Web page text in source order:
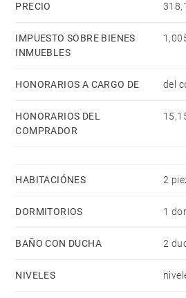
PRECIO
IMPUESTO SOBRE BIENES
INMUEBLES
HONORARIOS A CARGO DE del
HONORARIOS DEL
COMPRADOR
HABITACIÓNES 2
DORMITORIOS 1
BAÑO CON DUCHA 2
NIVELES